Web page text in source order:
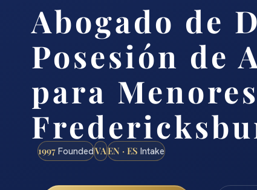
Abogado de
Posesión de
para
1997 FoundedVAEN · ES Intake